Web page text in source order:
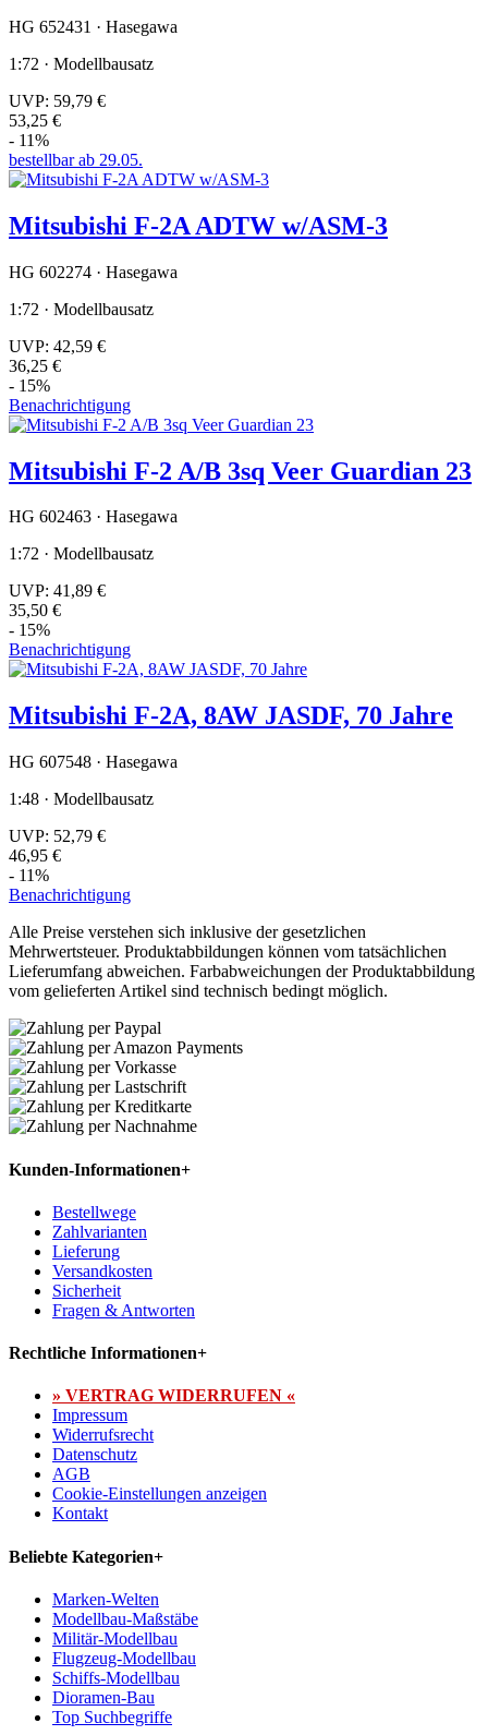
HG 652431 · Hasegawa
1:72 · Modellbausatz
UVP: 59,79 €
53,25 €
- 11%
bestellbar ab 29.05.
Mitsubishi F-2A ADTW w/ASM-3
HG 602274 · Hasegawa
1:72 · Modellbausatz
UVP: 42,59 €
36,25 €
- 15%
Benachrichtigung
Mitsubishi F-2 A/B 3sq Veer Guardian 23
HG 602463 · Hasegawa
1:72 · Modellbausatz
UVP: 41,89 €
35,50 €
- 15%
Benachrichtigung
Mitsubishi F-2A, 8AW JASDF, 70 Jahre
HG 607548 · Hasegawa
1:48 · Modellbausatz
UVP: 52,79 €
46,95 €
- 11%
Benachrichtigung
Alle Preise verstehen sich inklusive der gesetzlichen
Mehrwertsteuer. Produktabbildungen können vom tatsächlichen
Lieferumfang abweichen. Farbabweichungen der Produktabbildung
vom gelieferten Artikel sind technisch bedingt möglich.
Kunden-Informationen+
Bestellwege
Zahlvarianten
Lieferung
Versandkosten
Sicherheit
Fragen & Antworten
Rechtliche Informationen+
» VERTRAG WIDERRUFEN «
Impressum
Widerrufsrecht
Datenschutz
AGB
Cookie-Einstellungen anzeigen
Kontakt
Beliebte Kategorien+
Marken-Welten
Modellbau-Maßstäbe
Militär-Modellbau
Flugzeug-Modellbau
Schiffs-Modellbau
Dioramen-Bau
Top Suchbegriffe